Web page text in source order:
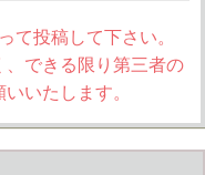
て投稿して下さい。
できる限り第三者の
いたします。